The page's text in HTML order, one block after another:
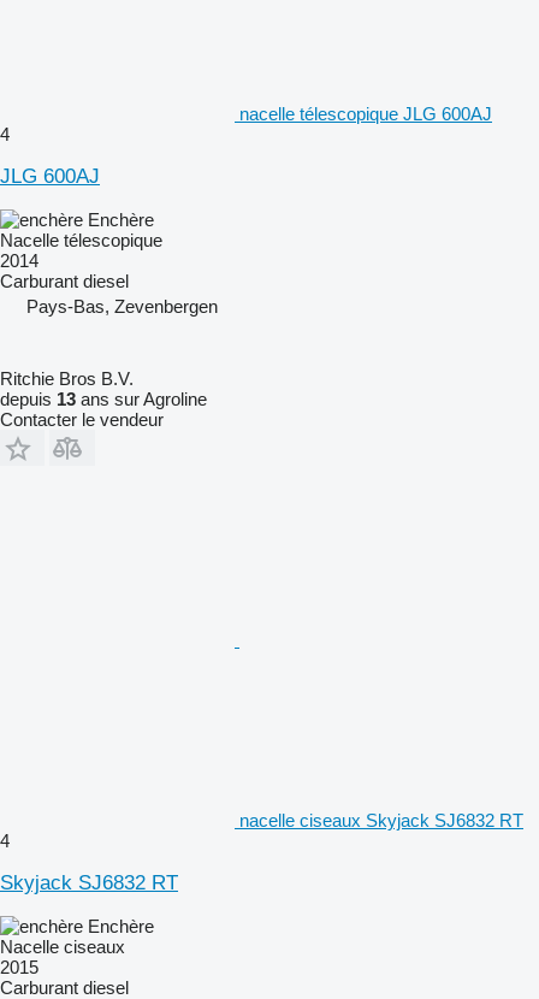
nacelle télescopique JLG 600AJ
4
JLG 600AJ
Enchère
Nacelle télescopique
2014
Carburant diesel
Pays-Bas, Zevenbergen
Ritchie Bros B.V.
depuis 13 ans sur Agroline
Contacter le vendeur
nacelle ciseaux Skyjack SJ6832 RT
4
Skyjack SJ6832 RT
Enchère
Nacelle ciseaux
2015
Carburant diesel